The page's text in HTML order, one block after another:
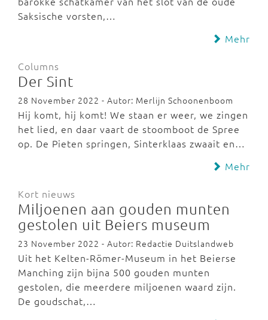
Saksische vorsten,…
Mehr
Columns
Der Sint
28 November 2022 - Autor: Merlijn Schoonenboom
Hij komt, hij komt! We staan er weer, we zingen
het lied, en daar vaart de stoomboot de Spree
op. De Pieten springen, Sinterklaas zwaait en…
Mehr
Kort nieuws
Miljoenen aan gouden munten
gestolen uit Beiers museum
23 November 2022 - Autor: Redactie Duitslandweb
Uit het Kelten-Römer-Museum in het Beierse
Manching zijn bijna 500 gouden munten
gestolen, die meerdere miljoenen waard zijn.
De goudschat,…